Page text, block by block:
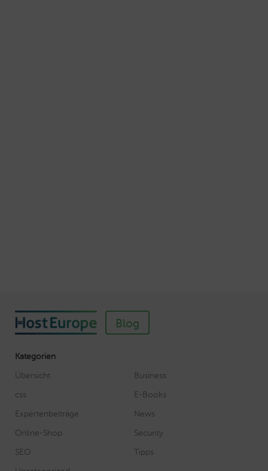
Blog
Kategorien
Übersicht
Business
css
E-Books
Expertenbeiträge
News
Online-Shop
Security
SEO
Tipps